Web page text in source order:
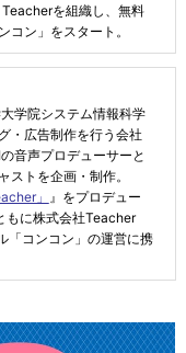
を組織し、無料
コン」をスタート。
学院システム情報科学
・広告制作を行う会社
音声プロデューサーと
ストを企画・制作。
」
』をプロデュー
もに株式会社Teacher
「コンコン」の運営に携